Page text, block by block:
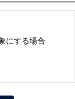
にする場合